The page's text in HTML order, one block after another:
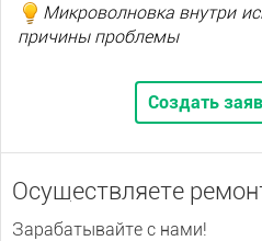
Микроволновка внутри
причины проблемы
Создать
Осуществляете
Зарабатывайте с нами!